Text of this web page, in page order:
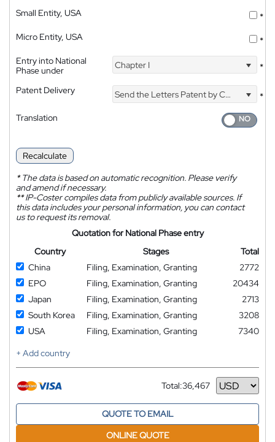
Small Entity, USA
*
Micro Entity, USA
*
Entry into National
Phase under
Chapter I *
Patent Delivery Send the Letters Patent by Courier
*
Translation
Recalculate
*The data is based on automatic recognition. Please verify
and amend if necessary.
**IP-Coster compiles data from publicly available sources. If
this data includes your personal information, you can contact
us to request its removal.
Quotation for National Phase entry
Country
Stages
Total
China
Filing, Examination, Granting
2772
EPO
Filing, Examination, Granting
20434
Japan
Filing, Examination, Granting
2713
South Korea
Filing, Examination, Granting
3208
USA
Filing, Examination, Granting
7340
+ Add country
Total:36,467
Currency
QUOTE TO EMAIL
ONLINE QUOTE